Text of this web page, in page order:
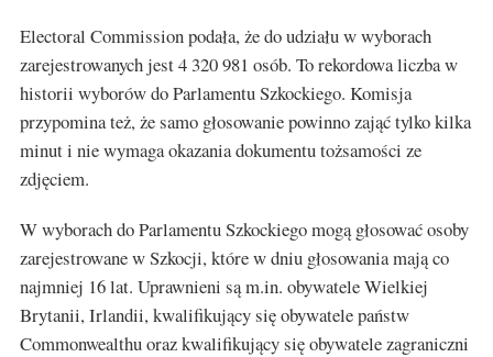
Electoral Commission podała, że do udziału w wyborach
zarejestrowanych jest 4 320 981 osób. To rekordowa liczba w
historii wyborów do Parlamentu Szkockiego. Komisja
przypomina też, że samo głosowanie powinno zająć tylko kilka
minut i nie wymaga okazania dokumentu tożsamości ze
zdjęciem.
W wyborach do Parlamentu Szkockiego mogą głosować osoby
zarejestrowane w Szkocji, które w dniu głosowania mają co
najmniej 16 lat. Uprawnieni są m.in. obywatele Wielkiej
Brytanii, Irlandii, kwalifikujący się obywatele państw
Commonwealthu oraz kwalifikujący się obywatele zagraniczni